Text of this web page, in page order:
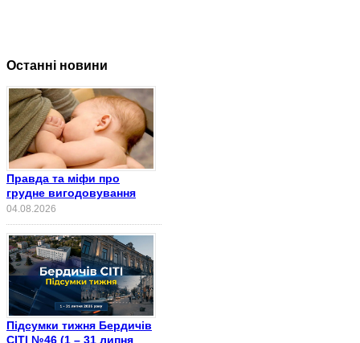
Останні новини
Правда та міфи про
грудне вигодовування
04.08.2026
Підсумки тижня Бердичів
СІТІ №46 (1 – 31 липня